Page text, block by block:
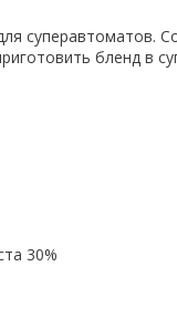
суперавтоматов.
бленд в
30%